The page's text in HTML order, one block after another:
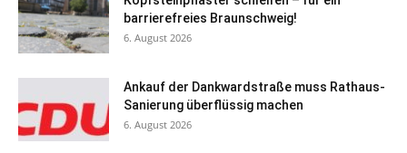
barrierefreies Braunschweig!
6. August 2026
Ankauf der Dankwardstraße muss Rathaus-
Sanierung überflüssig machen
6. August 2026